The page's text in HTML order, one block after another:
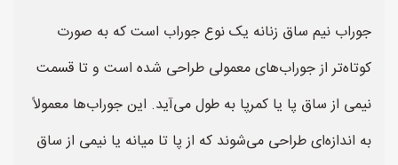
جوراب نیم ساق زنانه یک نوع جوراب است که به صورت
کوتاه‌تر از جوراب‌های معمولی طراحی شده است و تا قسمت
نیمی از ساق پا یا کمرپا به طول می‌آید. این جوراب‌ها معمولاً
به اندازه‌ای طراحی می‌شوند که از پا تا میانه یا نیمی از ساق